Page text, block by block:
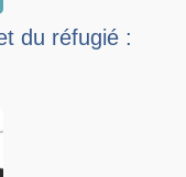
du réfugié :